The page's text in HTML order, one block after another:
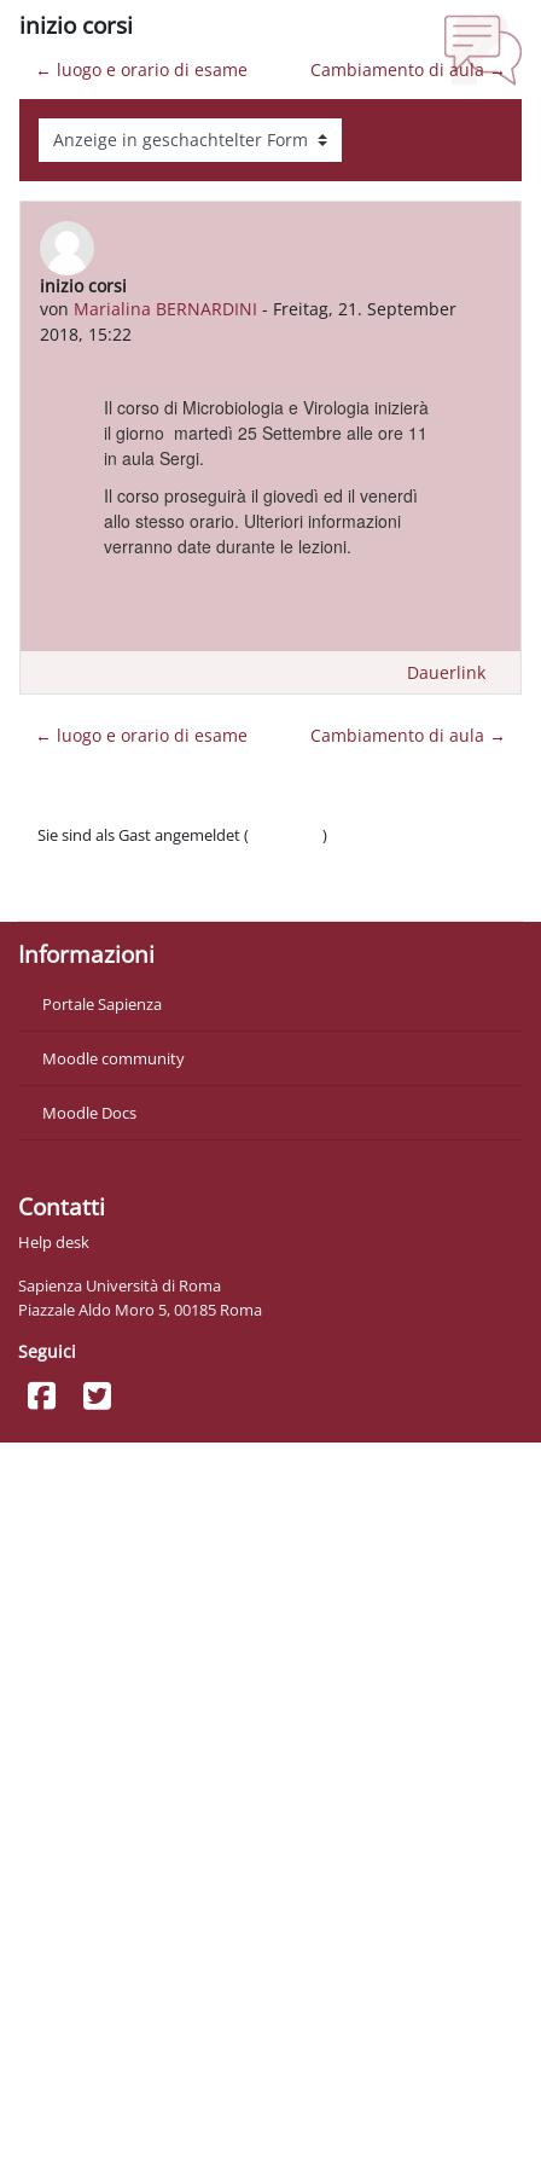
inizio corsi
← luogo e orario di esame Cambiamento di aula →
Anzeigemodus
inizio corsi
von Marialina BERNARDINI - Freitag, 21. September
2018, 15:22
Anzahl Antworten: 0
Il corso di Microbiologia e Virologia inizierà
il giorno martedì 25 Settembre alle ore 11
in aula Sergi.
Il corso proseguirà il giovedì ed il venerdì
allo stesso orario. Ulteriori informazioni
verranno date durante le lezioni.
Dauerlink
← luogo e orario di esame Cambiamento di aula →
Sie sind als Gast angemeldet (
)
Informazioni
Portale Sapienza
Moodle community
Moodle Docs
Contatti
Help desk
Sapienza Università di Roma
Piazzale Aldo Moro 5, 00185 Roma
Seguici